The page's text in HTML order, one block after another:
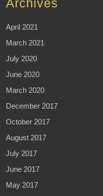
Archives
April 2021
March 2021
July 2020
June 2020
March 2020
December 2017
October 2017
August 2017
July 2017
June 2017
May 2017